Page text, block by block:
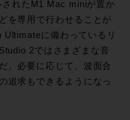
れたM1 Mac miniが置か
を専用で行わせることが
に備わっているリ
2ではさまざまな音
。必要に応じて、波面合
追求もできるようになっ